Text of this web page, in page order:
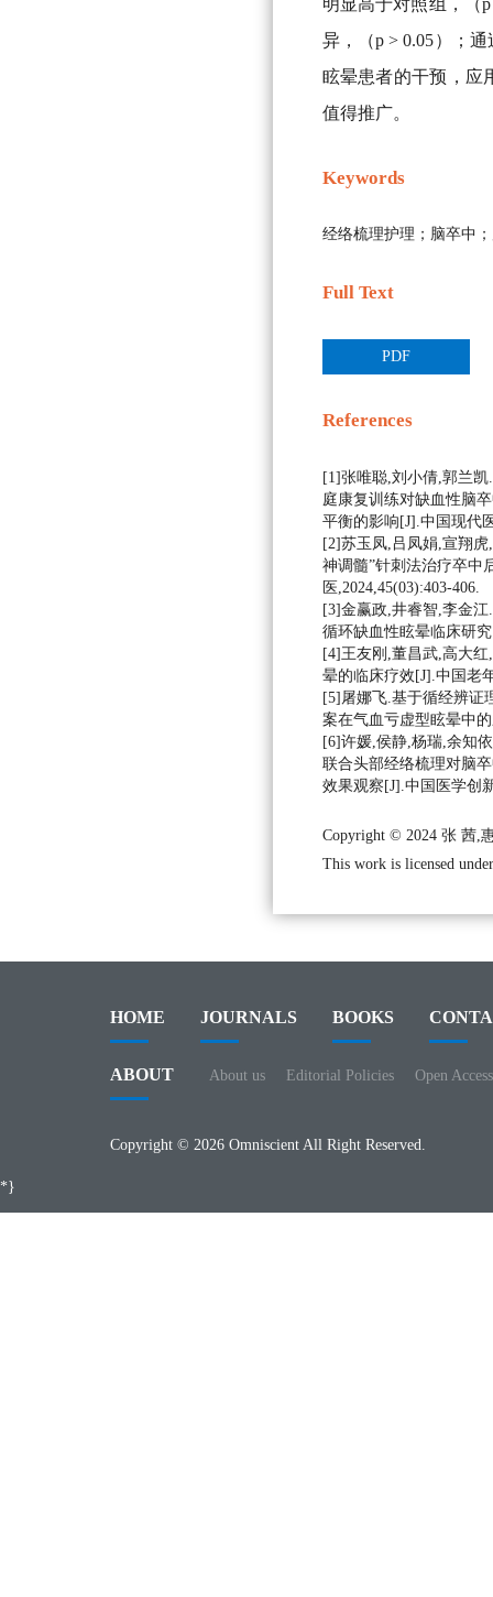
明显高于对照组，（
异，（p > 0.05）；
眩晕患者的干预，应
值得推广。
Keywords
经络梳理护理；脑卒中
Full Text
PDF
References
[1]张唯聪,刘小倩,郭兰凯.
庭康复训练对缺血性脑
平衡的影响[J].中国现代
[2]苏玉凤,吕凤娟,宣翔
神调髓”针刺法治疗卒中
医,2024,45(03):403-406.
[3]金赢政,井睿智,李金
循环缺血性眩晕临床研
[4]王友刚,董昌武,高大
晕的临床疗效[J].中国老
[5]屠娜飞.基于循经辨证
案在气血亏虚型眩晕中
[6]许媛,侯静,杨瑞,余知
联合头部经络梳理对脑
效果观察[J].中国医学创
Copyright © 2024 张 茜,
This work is licensed
HOME JOURNALS BOOKS
ABOUT About us Editorial Policies Open
Copyright © 2026 Omniscient All Right Reserved.
*}